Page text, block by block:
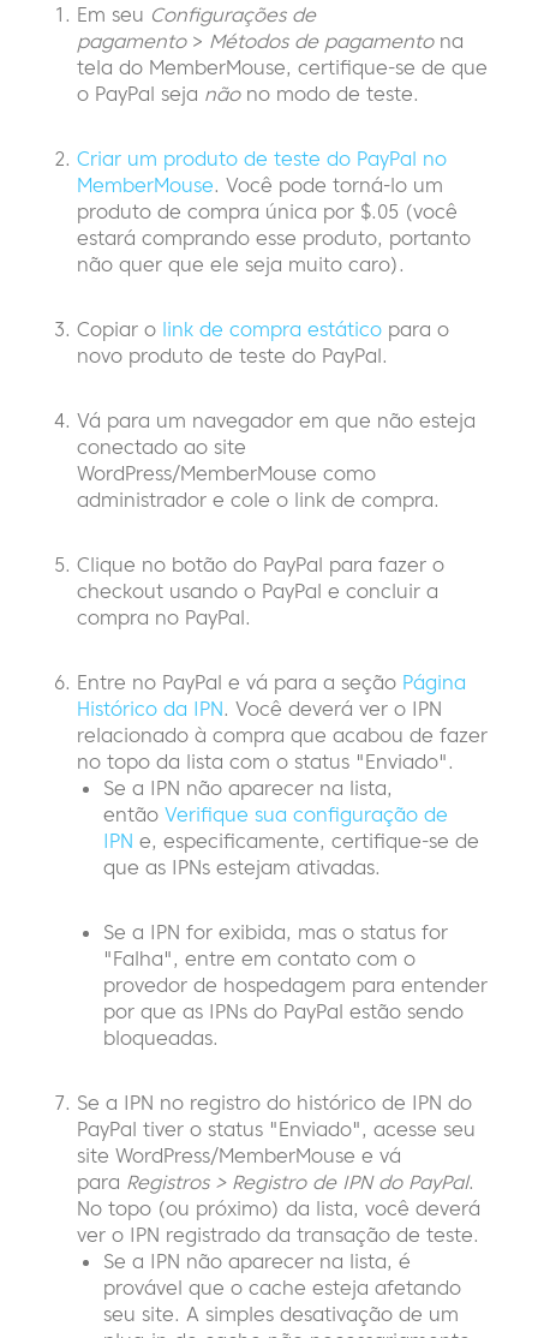
Em seu Configurações de
pagamento > Métodos de pagamentona
tela do MemberMouse, certifique-se de que
o PayPal seja nãono modo de teste.
Criar um produto de teste do PayPal no
MemberMouse. Você pode torná-lo um
produto de compra única por $.05 (você
estará comprando esse produto, portanto
não quer que ele seja muito caro).
Copiar o link de compra estático para o
novo produto de teste do PayPal.
Vá para um navegador em que não esteja
conectado ao site
WordPress/MemberMouse como
administrador e cole o link de compra.
Clique no botão do PayPal para fazer o
checkout usando o PayPal e concluir a
compra no PayPal.
Entre no PayPal e vá para a seção Página
Histórico da IPN. Você deverá ver o IPN
relacionado à compra que acabou de fazer
no topo da lista com o status "Enviado".
Se a IPN não aparecer na lista,
então Verifique sua configuração de
IPN e, especificamente, certifique-se de
que as IPNs estejam ativadas.
Se a IPN for exibida, mas o status for
"Falha", entre em contato com o
provedor de hospedagem para entender
por que as IPNs do PayPal estão sendo
bloqueadas.
Se a IPN no registro do histórico de IPN do
PayPal tiver o status "Enviado", acesse seu
site WordPress/MemberMouse e vá
para Registros > Registro de IPN do PayPal.
No topo (ou próximo) da lista, você deverá
ver o IPN registrado da transação de teste.
Se a IPN não aparecer na lista, é
provável que o cache esteja afetando
seu site. A simples desativação de um